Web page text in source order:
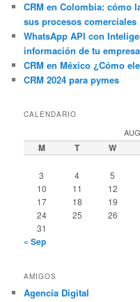
CRM en Colombia: cómo
sus procesos comerciales
WhatsApp API con
información de tu empresa
CRM en México ¿Cómo
CRM 2024 para pymes
CALENDARIO
M T W
3
4 5
10
11 12
17
18 19
24
25 26
31
« Sep
AMIGOS
Agencia Digital